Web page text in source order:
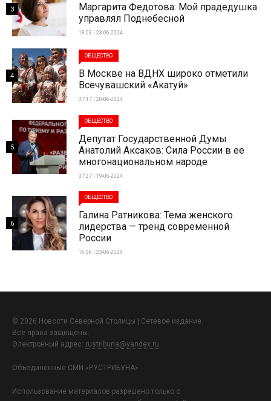
Маргарита Федотова: Мой прадедушка
управлял Поднебесной
18:03 | 23-06-2024
3
ОБЩЕСТВО
В Москве на ВДНХ широко отметили
Всечувашский «Акатуй»
07:17 | 20-06-2024
4
ОБЩЕСТВО
Депутат Государственной Думы
Анатолий Аксаков: Сила России в ее
многонациональном народе
07:27 | 19-06-2024
5
ОБЩЕСТВО
Галина Ратникова: Тема женского
лидерства — тренд современной
России
16:36 | 23-06-2024
6
© 2026 Новости Северной Столицы | Сетевое издание.
Все права защищены.
Электронный адрес: rustribuna@yandex.ru
Объединенные СМИ «РУСТРИБУНА»
Использование материалов разрешено только с